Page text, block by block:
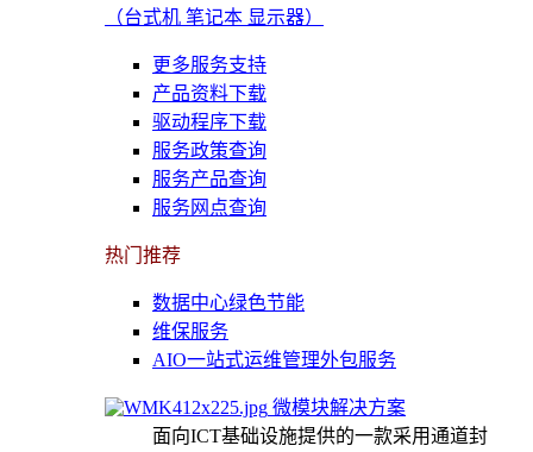
（台式机 笔记本 显示器）
更多服务支持
产品资料下载
驱动程序下载
服务政策查询
服务产品查询
服务网点查询
热门推荐
数据中心绿色节能
维保服务
AIO一站式运维管理外包服务
微模块解决方案
面向ICT基础设施提供的一款采用通道封